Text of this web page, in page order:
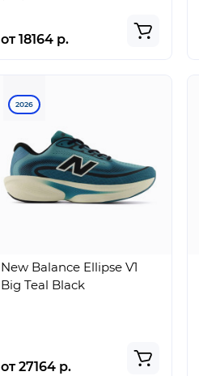
от 18164 р.
2026
New Balance Ellipse V1
Big Teal Black
от 27164 р.